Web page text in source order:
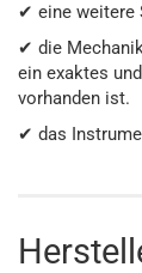
✔ eine weitere
✔ die
ein exaktes
vorhanden ist.
✔ das